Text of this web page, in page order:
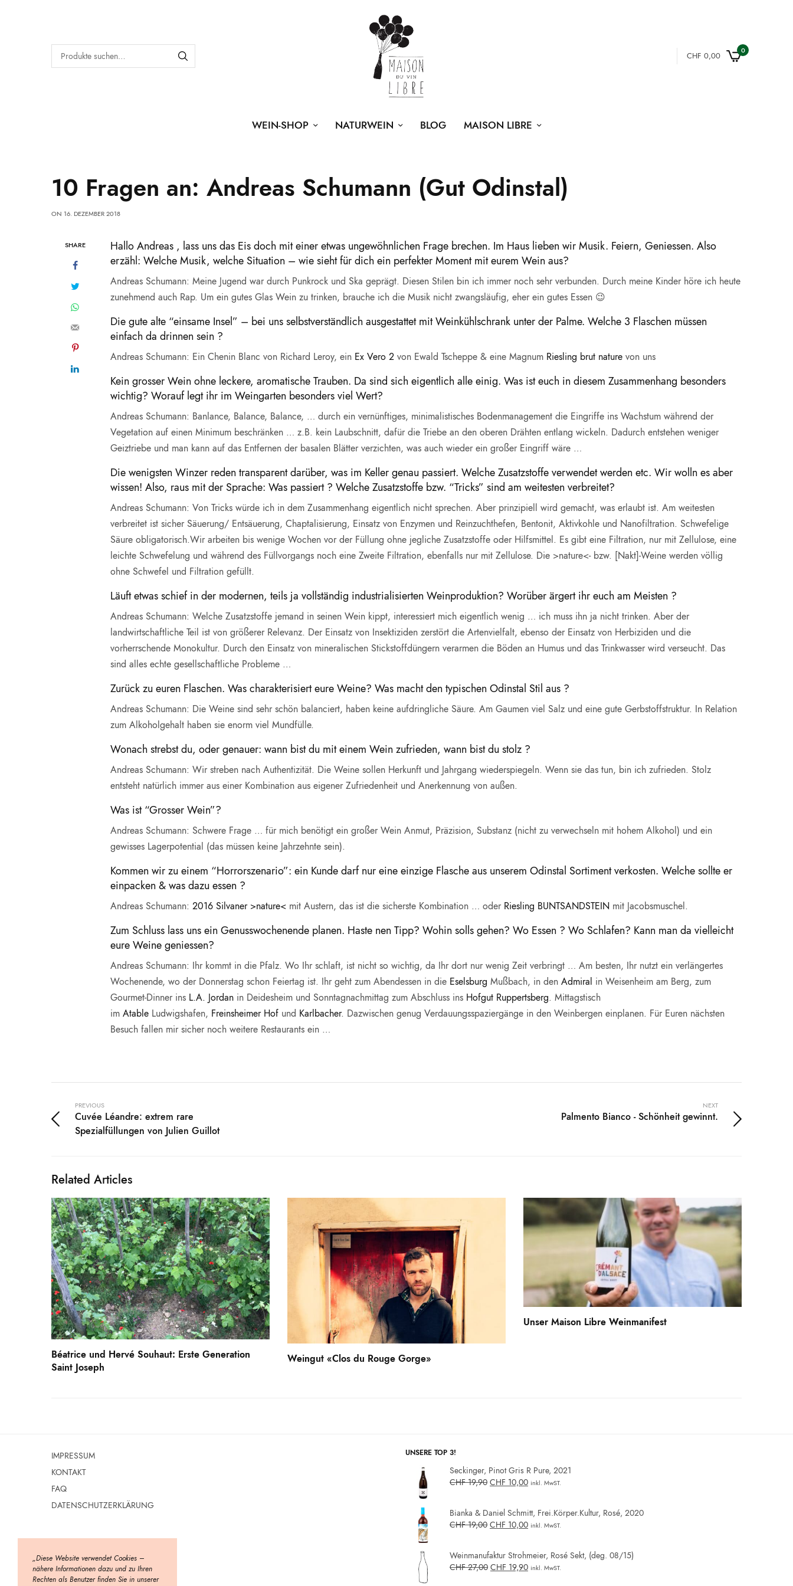
CHF 0,00
0
WEIN-SHOP NATURWEIN BLOG MAISON LIBRE
10 Fragen an: Andreas Schumann (Gut Odinstal)
ON 16. DEZEMBER 2018
SHARE
Hallo Andreas , lass uns das Eis doch mit einer etwas ungewöhnlichen Frage brechen. Im Haus lieben wir Musik. Feiern, Geniessen. Also
erzähl: Welche Musik, welche Situation – wie sieht für dich ein perfekter Moment mit eurem Wein aus?
Andreas Schumann: Meine Jugend war durch Punkrock und Ska geprägt. Diesen Stilen bin ich immer noch sehr verbunden. Durch meine Kinder höre ich heute
zunehmend auch Rap. Um ein gutes Glas Wein zu trinken, brauche ich die Musik nicht zwangsläufig, eher ein gutes Essen 😉
Die gute alte “einsame Insel” – bei uns selbstverständlich ausgestattet mit Weinkühlschrank unter der Palme. Welche 3 Flaschen müssen
einfach da drinnen sein ?
Andreas Schumann: Ein Chenin Blanc von Richard Leroy, ein Ex Vero 2 von Ewald Tscheppe & eine Magnum Riesling brut nature von uns
Kein grosser Wein ohne leckere, aromatische Trauben. Da sind sich eigentlich alle einig. Was ist euch in diesem Zusammenhang besonders
wichtig? Worauf legt ihr im Weingarten besonders viel Wert?
Andreas Schumann: Banlance, Balance, Balance, … durch ein vernünftiges, minimalistisches Bodenmanagement die Eingriffe ins Wachstum während der
Vegetation auf einen Minimum beschränken … z.B. kein Laubschnitt, dafür die Triebe an den oberen Drähten entlang wickeln. Dadurch entstehen weniger
Geiztriebe und man kann auf das Entfernen der basalen Blätter verzichten, was auch wieder ein großer Eingriff wäre …
Die wenigsten Winzer reden transparent darüber, was im Keller genau passiert. Welche Zusatzstoffe verwendet werden etc. Wir wolln es aber
wissen! Also, raus mit der Sprache: Was passiert ? Welche Zusatzstoffe bzw. “Tricks” sind am weitesten verbreitet?
Andreas Schumann: Von Tricks würde ich in dem Zusammenhang eigentlich nicht sprechen. Aber prinzipiell wird gemacht, was erlaubt ist. Am weitesten
verbreitet ist sicher Säuerung/ Entsäuerung, Chaptalisierung, Einsatz von Enzymen und Reinzuchthefen, Bentonit, Aktivkohle und Nanofiltration. Schwefelige
Säure obligatorisch.Wir arbeiten bis wenige Wochen vor der Füllung ohne jegliche Zusatzstoffe oder Hilfsmittel. Es gibt eine Filtration, nur mit Zellulose, eine
leichte Schwefelung und während des Füllvorgangs noch eine Zweite Filtration, ebenfalls nur mit Zellulose. Die >nature<- bzw. [Nakt]-Weine werden völlig
ohne Schwefel und Filtration gefüllt.
Läuft etwas schief in der modernen, teils ja vollständig industrialisierten Weinproduktion? Worüber ärgert ihr euch am Meisten ?
Andreas Schumann: Welche Zusatzstoffe jemand in seinen Wein kippt, interessiert mich eigentlich wenig … ich muss ihn ja nicht trinken. Aber der
landwirtschaftliche Teil ist von größerer Relevanz. Der Einsatz von Insektiziden zerstört die Artenvielfalt, ebenso der Einsatz von Herbiziden und die
vorherrschende Monokultur. Durch den Einsatz von mineralischen Stickstoffdüngern verarmen die Böden an Humus und das Trinkwasser wird verseucht. Das
sind alles echte gesellschaftliche Probleme …
Zurück zu euren Flaschen. Was charakterisiert eure Weine? Was macht den typischen Odinstal Stil aus ?
Andreas Schumann: Die Weine sind sehr schön balanciert, haben keine aufdringliche Säure. Am Gaumen viel Salz und eine gute Gerbstoffstruktur. In Relation
zum Alkoholgehalt haben sie enorm viel Mundfülle.
Wonach strebst du, oder genauer: wann bist du mit einem Wein zufrieden, wann bist du stolz ?
Andreas Schumann: Wir streben nach Authentizität. Die Weine sollen Herkunft und Jahrgang wiederspiegeln. Wenn sie das tun, bin ich zufrieden. Stolz
entsteht natürlich immer aus einer Kombination aus eigener Zufriedenheit und Anerkennung von außen.
Was ist “Grosser Wein”?
Andreas Schumann: Schwere Frage … für mich benötigt ein großer Wein Anmut, Präzision, Substanz (nicht zu verwechseln mit hohem Alkohol) und ein
gewisses Lagerpotential (das müssen keine Jahrzehnte sein).
Kommen wir zu einem “Horrorszenario”: ein Kunde darf nur eine einzige Flasche aus unserem Odinstal Sortiment verkosten. Welche sollte er
einpacken & was dazu essen ?
Andreas Schumann:2016 Silvaner >nature< mit Austern, das ist die sicherste Kombination … oder Riesling BUNTSANDSTEIN mit Jacobsmuschel.
Zum Schluss lass uns ein Genusswochenende planen. Haste nen Tipp? Wohin solls gehen? Wo Essen ? Wo Schlafen? Kann man da vielleicht
eure Weine geniessen?
Andreas Schumann: Ihr kommt in die Pfalz. Wo Ihr schlaft, ist nicht so wichtig, da Ihr dort nur wenig Zeit verbringt … Am besten, Ihr nutzt ein verlängertes
Wochenende, wo der Donnerstag schon Feiertag ist. Ihr geht zum Abendessen in die Eselsburg Mußbach, in denAdmiral in Weisenheim am Berg, zum
Gourmet-Dinner ins L.A. Jordan in Deidesheim und Sonntagnachmittag zum Abschluss ins Hofgut Ruppertsberg. Mittagstisch
imAtable Ludwigshafen, Freinsheimer Hof und Karlbacher. Dazwischen genug Verdauungsspaziergänge in den Weinbergen einplanen. Für Euren nächsten
Besuch fallen mir sicher noch weitere Restaurants ein …
PREVIOUS
Cuvée Léandre: extrem rare
Spezialfüllungen von Julien Guillot
NEXT
Palmento Bianco - Schönheit gewinnt.
Related Articles
Béatrice und Hervé Souhaut: Erste Generation
Saint Joseph
Weingut «Clos du Rouge Gorge»
Unser Maison Libre Weinmanifest
IMPRESSUM
KONTAKT
FAQ
DATENSCHUTZERKLÄRUNG
UNSERE TOP 3!
Seckinger, Pinot Gris R Pure, 2021
CHF19,90 CHF 10,00 inkl. MwST.
Bianka & Daniel Schmitt, Frei.Körper.Kultur, Rosé, 2020
CHF19,00 CHF 10,00 inkl. MwST.
Weinmanufaktur Strohmeier, Rosé Sekt, (deg. 08/15)
CHF27,00 CHF 19,90 inkl. MwST.
„Diese Website verwendet Cookies –
nähere Informationen dazu und zu Ihren
Rechten als Benutzer finden Sie in unserer